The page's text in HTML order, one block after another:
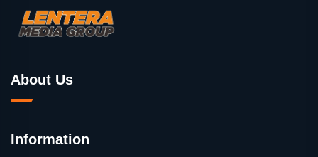
About Us
Information